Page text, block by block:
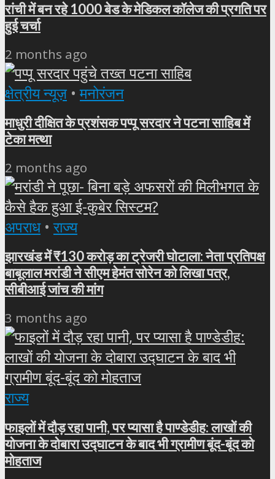
रांची में बन रहे 1000 बेड के मेडिकल कॉलेज की प्रगति पर
हुई चर्चा
2 months ago
क्षेत्रीय न्यूज़ • मनोरंजन
माधुरी दीक्षित के प्रशंसक पप्पू सरदार ने पटना साहिब में
टेका मत्था
2 months ago
अपराध • राज्य
झारखंड में ₹130 करोड़ का ट्रेजरी घोटाला: नेता प्रतिपक्ष
बाबूलाल मरांडी ने सीएम हेमंत सोरेन को लिखा पत्र,
सीबीआई जांच की मांग
3 months ago
राज्य
फाइलों में दौड़ रहा पानी, पर प्यासा है पाण्डेडीह: लाखों की
योजना के दोबारा उद्घाटन के बाद भी ग्रामीण बूंद-बूंद को
मोहताज